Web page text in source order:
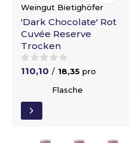
Weingut Bietighöfer
'Dark Chocolate' Rot
Cuvée Reserve
Trocken
110,10 / 18,35 pro
Flasche